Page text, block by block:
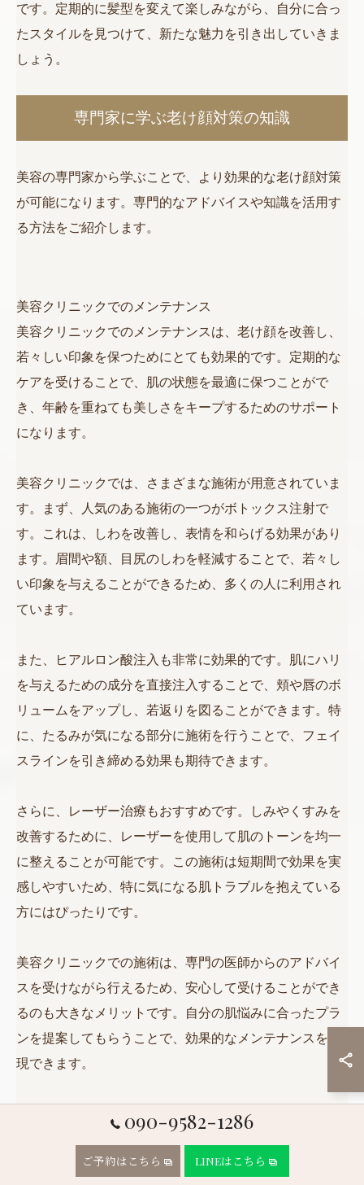
です。定期的に髪型を変えて楽しみながら、自分に合っ
たスタイルを見つけて、新たな魅力を引き出していきま
しょう。
専門家に学ぶ老け顔対策の知識
美容の専門家から学ぶことで、より効果的な老け顔対策
が可能になります。専門的なアドバイスや知識を活用す
る方法をご紹介します。
美容クリニックでのメンテナンス
美容クリニックでのメンテナンスは、老け顔を改善し、
若々しい印象を保つためにとても効果的です。定期的な
ケアを受けることで、肌の状態を最適に保つことがで
き、年齢を重ねても美しさをキープするためのサポート
になります。
美容クリニックでは、さまざまな施術が用意されていま
す。まず、人気のある施術の一つがボトックス注射で
す。これは、しわを改善し、表情を和らげる効果があり
ます。眉間や額、目尻のしわを軽減することで、若々し
い印象を与えることができるため、多くの人に利用され
ています。
また、ヒアルロン酸注入も非常に効果的です。肌にハリ
を与えるための成分を直接注入することで、頬や唇のボ
リュームをアップし、若返りを図ることができます。特
に、たるみが気になる部分に施術を行うことで、フェイ
スラインを引き締める効果も期待できます。
さらに、レーザー治療もおすすめです。しみやくすみを
改善するために、レーザーを使用して肌のトーンを均一
に整えることが可能です。この施術は短期間で効果を実
感しやすいため、特に気になる肌トラブルを抱えている
方にはぴったりです。
美容クリニックでの施術は、専門の医師からのアドバイ
スを受けながら行えるため、安心して受けることができ
るのも大きなメリットです。自分の肌悩みに合ったプラ
ンを提案してもらうことで、効果的なメンテナンスを実
現できます。
定期的な美容クリニックでのケアが、若々しい肌を維持
で、無理なく取り入れていくことをお勧めします。こう
090-9582-1286
ご予約はこちら LINEはこちら